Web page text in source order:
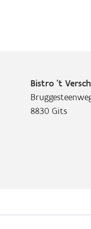
Bistro ’t
8830 Gits